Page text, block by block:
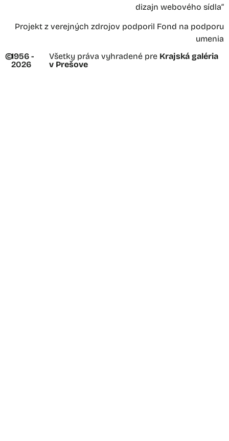
dizajn webového sídla“
Projekt z verejných zdrojov podporil Fond na podporu
umenia
©1956 -
2026
Všetky práva vyhradené pre Krajská galéria
v Prešove